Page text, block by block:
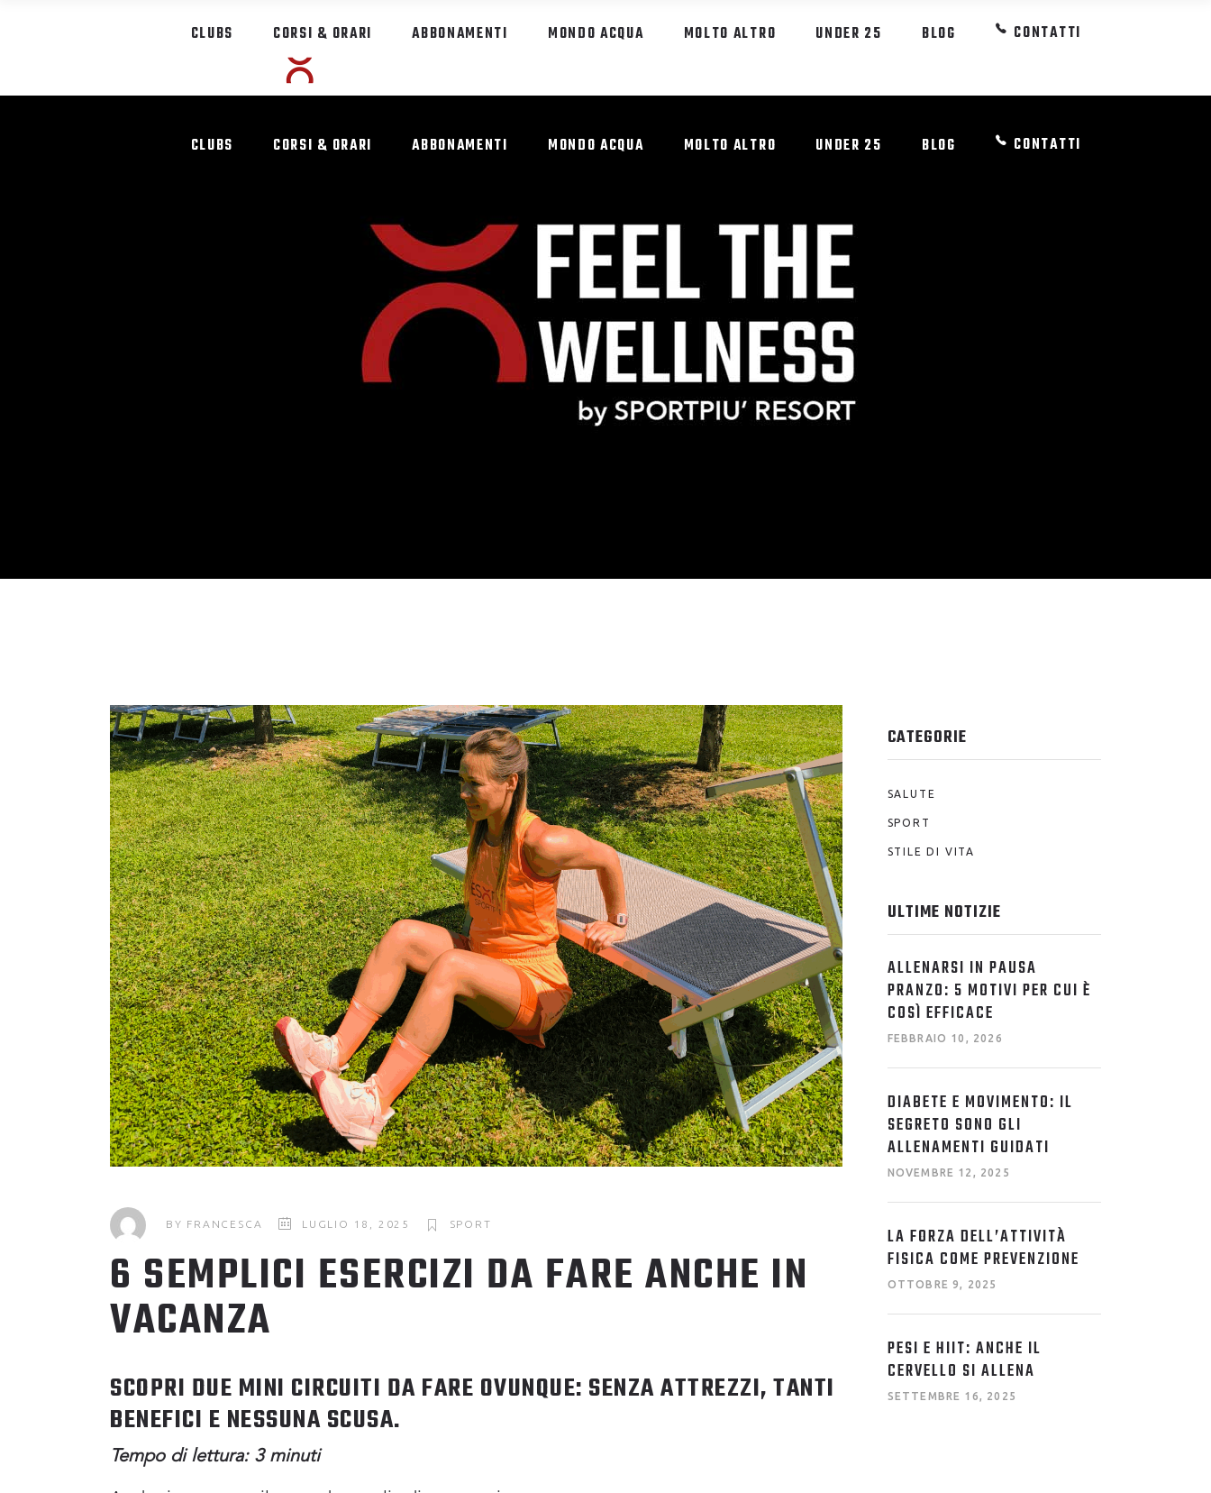
CLUBS CORSI & ORARI ABBONAMENTI MONDO ACQUA MOLTO ALTRO UNDER 25 BLOG CONTATTI
CLUBS CORSI & ORARI ABBONAMENTI MONDO ACQUA MOLTO ALTRO UNDER 25 BLOG CONTATTI
SPORTPIÙ CLUB RESORT
BY FRANCESCA LUGLIO 18, 2025 SPORT
6 SEMPLICI ESERCIZI DA FARE ANCHE IN
VACANZA
SCOPRI DUE MINI CIRCUITI DA FARE OVUNQUE: SENZA ATTREZZI, TANTI
BENEFICI E NESSUNA SCUSA.
Tempo di lettura: 3 minuti
CATEGORIE
SALUTE
SPORT
STILE DI VITA
ULTIME NOTIZIE
ALLENARSI IN PAUSA
PRANZO: 5 MOTIVI PER CUI È
COSÌ EFFICACE
FEBBRAIO 10, 2026
DIABETE E MOVIMENTO: IL
SEGRETO SONO GLI
ALLENAMENTI GUIDATI
NOVEMBRE 12, 2025
LA FORZA DELL’ATTIVITÀ
FISICA COME PREVENZIONE
OTTOBRE 9, 2025
PESI E HIIT: ANCHE IL
CERVELLO SI ALLENA
SETTEMBRE 16, 2025